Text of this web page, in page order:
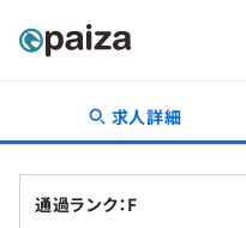
転職・キャリア求人詳細
通過ランク：F